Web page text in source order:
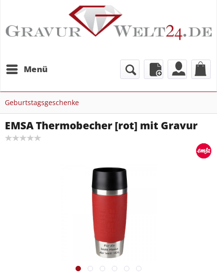
Menü
Geburtstagsgeschenke
EMSA Thermobecher [rot] mit Gravur